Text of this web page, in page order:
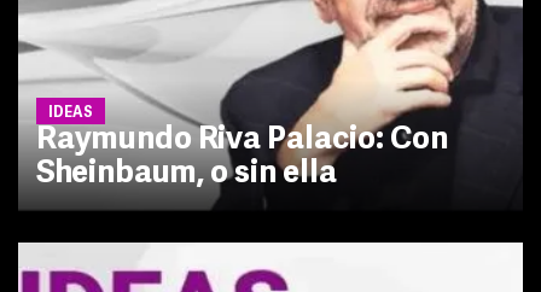
IDEAS
Raymundo Riva Palacio: Con
Sheinbaum, o sin ella